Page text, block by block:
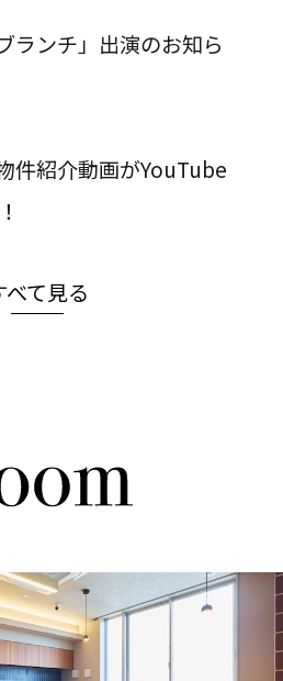
ランチ」出演のお知ら
件紹介動画がYouTube
べて見る